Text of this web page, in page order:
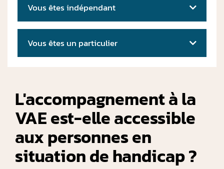
L'accompagnement à la
VAE est-elle accessible
aux personnes en
situation de handicap ?
Vous êtes indépendant
Vous êtes un particulier